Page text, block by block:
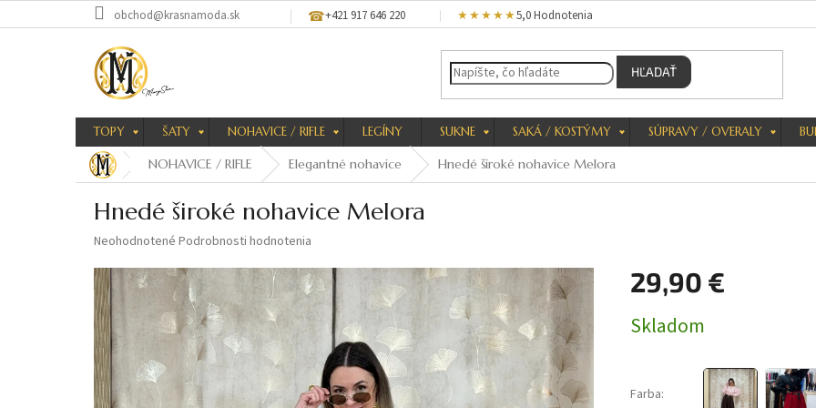
na
obchod@krasnamoda.sk +421 917 646 220 ★★★★★5,0 Hodnotenia
HĽADAŤ
TOPY ŠATY NOHAVICE / RIFLE LEGÍNY SUKNE SAKÁ / KOSTÝMY SÚPRAVY / OVERALY
NOHAVICE / RIFLE Elegantné nohavice Hnedé široké nohavice Melora
Hnedé široké nohavice Melora
Priemerné
produktu
je
0,0
z
5
hviezdičiek.
Neohodnotené Podrobnosti hodnotenia
29,90 €
cena:
Skladom
Farba: